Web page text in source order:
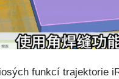
funkcí trajektorie